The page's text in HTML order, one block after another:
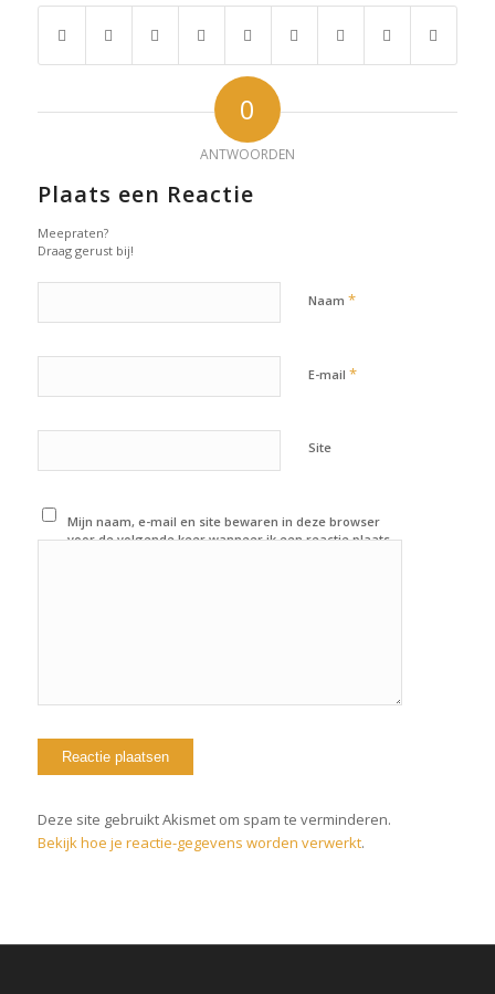
0
ANTWOORDEN
Plaats een Reactie
Meepraten?
Draag gerust bij!
Naam *
E-mail *
Site
Mijn naam, e-mail en site bewaren in deze browser
voor de volgende keer wanneer ik een reactie plaats.
Deze site gebruikt Akismet om spam te verminderen.
Bekijk hoe je reactie-gegevens worden verwerkt.